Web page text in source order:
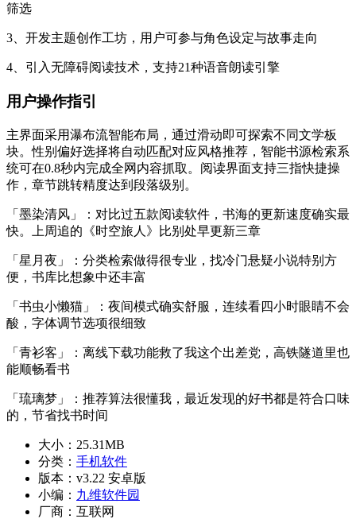
筛选
3、开发主题创作工坊，用户可参与角色设定与故事走向
4、引入无障碍阅读技术，支持21种语音朗读引擎
用户操作指引
主界面采用瀑布流智能布局，通过滑动即可探索不同文学板
块。性别偏好选择将自动匹配对应风格推荐，智能书源检索系
统可在0.8秒内完成全网内容抓取。阅读界面支持三指快捷操
作，章节跳转精度达到段落级别。
「墨染清风」：对比过五款阅读软件，书海的更新速度确实最
快。上周追的《时空旅人》比别处早更新三章
「星月夜」：分类检索做得很专业，找冷门悬疑小说特别方
便，书库比想象中还丰富
「书虫小懒猫」：夜间模式确实舒服，连续看四小时眼睛不会
酸，字体调节选项很细致
「青衫客」：离线下载功能救了我这个出差党，高铁隧道里也
能顺畅看书
「琉璃梦」：推荐算法很懂我，最近发现的好书都是符合口味
的，节省找书时间
大小： 25.31MB
分类： 手机软件
版本： v3.22 安卓版
小编： 九维软件园
厂商： 互联网